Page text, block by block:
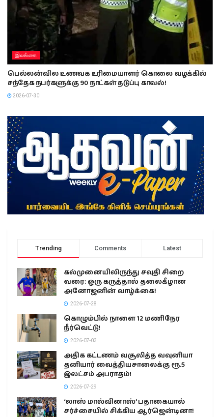
இலங்கை
பெல்லன்வில உணவக உரிமையாளர் கொலை வழக்கில்
சந்தேக நபர்களுக்கு 90 நாட்கள் தடுப்பு காவல்!
2026-07-30
Trending Comments Latest
கல்முனையிலிருந்து சவுதி சிறை
வரை: ஒரு கருத்தால் தலைகீழான
அனோஜனின் வாழ்க்கை!
2026-07-28
கொழும்பில் நாளை 12 மணிநேர
நீர்வெட்டு!
2026-07-03
அதிக கட்டணம் வசூலித்த வவுனியா
தனியார் வைத்தியசாலைக்கு ரூ.5
இலட்சம் அபராதம்!
2026-07-29
‘லாஸ் மால்வினாஸ்’ பதாகையால்
சர்ச்சையில் சிக்கிய ஆர்ஜென்டினா!